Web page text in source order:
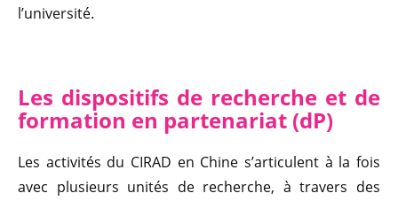
l’université.
Les dispositifs de recherche et de
formation en partenariat (dP)
Les activités du CIRAD en Chine s’articulent à la fois
avec plusieurs unités de recherche, à travers des